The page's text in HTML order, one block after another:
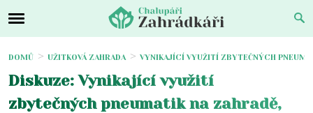
DOMŮ UŽITKOVÁ ZAHRADA VYNIKAJÍCÍ VYUŽITÍ ZBYTEČNÝCH
Diskuze: Vynikající využití
zbytečných pneumatik na zahradě,